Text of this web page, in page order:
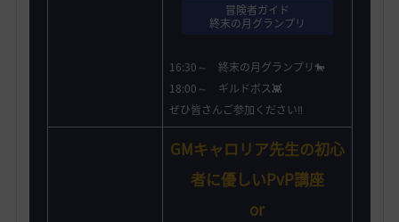
冒険者ガイド
終末の月グランプリ
16:30～ 終末の月グランプリ🐎
18:00～ ギルドボス👾
ぜひ皆さんご参加ください‼️
GMキャロリア先生の初心
者に優しいPvP講座
or